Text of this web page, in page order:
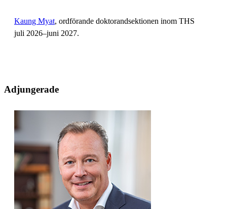
Kaung Myat, ordförande doktorandsektionen inom THS
juli 2026–juni 2027.
Adjungerade